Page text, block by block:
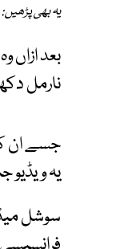
یہ بھی
بعد ازاں
نارمل
جسے ان
یہ
سوشل